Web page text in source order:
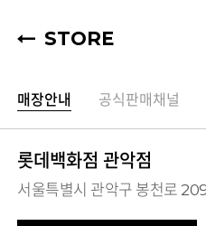
STORE
매장안내 공식판매채널
롯데백화점 관악점
서울특별시 관악구 봉천로